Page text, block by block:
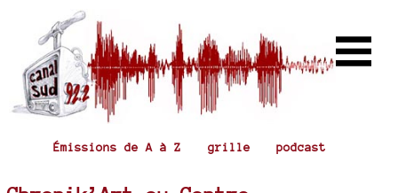
Émissions de A à Z grille podcast